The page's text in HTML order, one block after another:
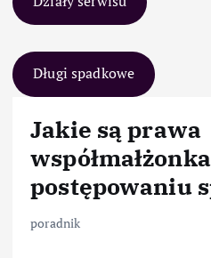
Długi spadkowe
Jakie są prawa
postępowaniu
poradnik